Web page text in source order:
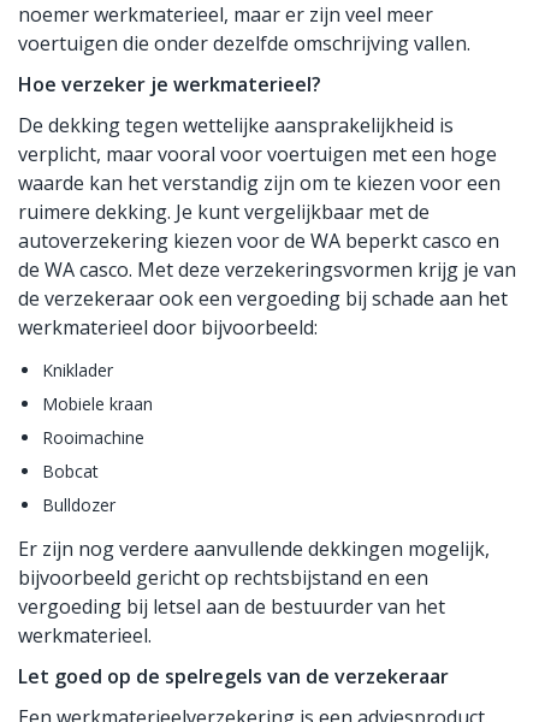
noemer werkmaterieel, maar er zijn veel meer
voertuigen die onder dezelfde omschrijving vallen.
Hoe verzeker je werkmaterieel?
De dekking tegen wettelijke aansprakelijkheid is
verplicht, maar vooral voor voertuigen met een hoge
waarde kan het verstandig zijn om te kiezen voor een
ruimere dekking. Je kunt vergelijkbaar met de
autoverzekering kiezen voor de WA beperkt casco en
de WA casco. Met deze verzekeringsvormen krijg je van
de verzekeraar ook een vergoeding bij schade aan het
werkmaterieel door bijvoorbeeld:
Kniklader
Mobiele kraan
Rooimachine
Bobcat
Bulldozer
Er zijn nog verdere aanvullende dekkingen mogelijk,
bijvoorbeeld gericht op rechtsbijstand en een
vergoeding bij letsel aan de bestuurder van het
werkmaterieel.
Let goed op de spelregels van de verzekeraar